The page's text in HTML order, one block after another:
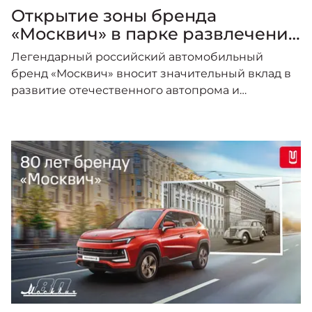
Открытие зоны бренда
«Москвич» в парке развлечений
Кидзания
Легендарный российский автомобильный
бренд «Москвич» вносит значительный вклад в
развитие отечественного автопрома и